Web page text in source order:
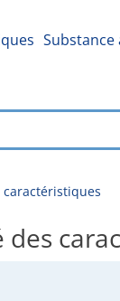
Substance
caractéristiques
des